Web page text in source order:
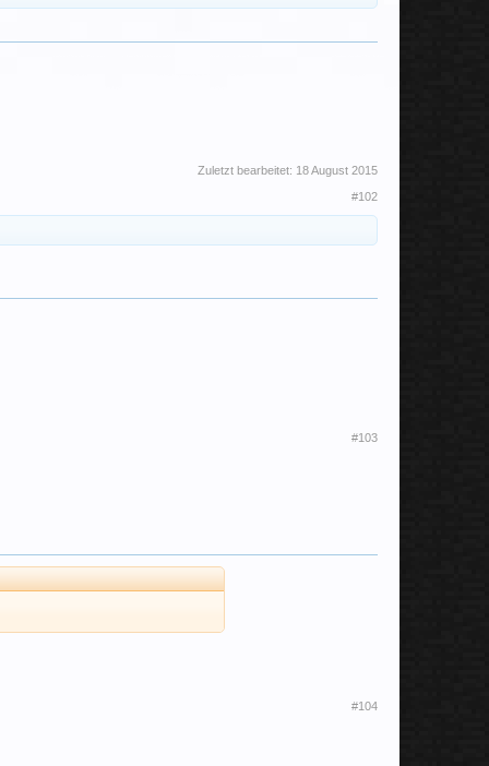
Zuletzt bearbeitet: 18 August 2015
#102
#103
#104